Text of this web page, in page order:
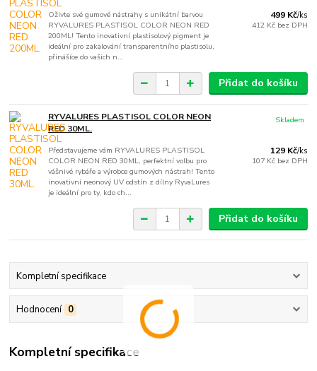
Oživte své gumové nástrahy s unikátní barvou
RYVALURES PLASTISOL COLOR NEON RED
200ML! Tento inovativní plastisolový pigment je
ideální pro zakalování transparentního plastisolu,
přinášíce do vašich n...
499 Kč/ks
412 Kč bez DPH
Přidat do košíku
RYVALURES PLASTISOL COLOR NEON
RED 30ML.
Představujeme vám RYVALURES PLASTISOL
COLOR NEON RED 30ML, perfektní volbu pro
vášnivé rybáře a výrobce gumových nástrah! Tento
inovativní neonový UV odstín z dílny RyvaLures
je ideální pro ty, kdo ch...
129 Kč/ks
107 Kč bez DPH
Skladem
Přidat do košíku
Kompletní specifikace
Hodnocení 0
Kompletní specifikace